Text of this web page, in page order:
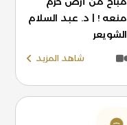
منعه ! | د. عبد السلام
الشويعر
شاهد المزيد